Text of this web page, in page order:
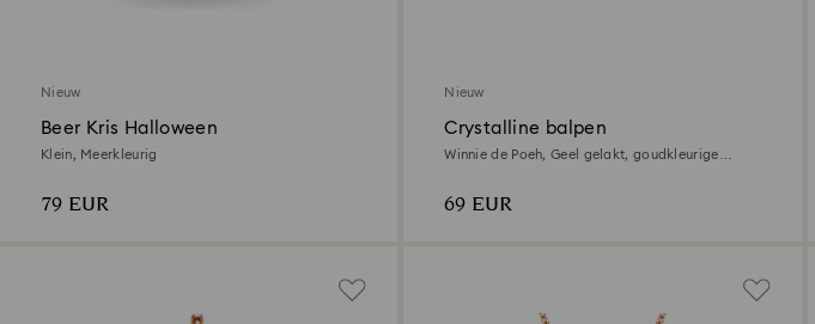
Nieuw
Beer Kris Halloween
Klein, Meerkleurig
79 EUR
Nieuw
Crystalline balpen
Winnie de Poeh, Geel gelakt, goudkleurige
69 EUR